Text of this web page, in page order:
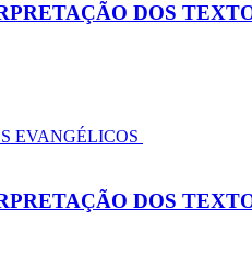
DOS
EVANGÉLICOS
DOS